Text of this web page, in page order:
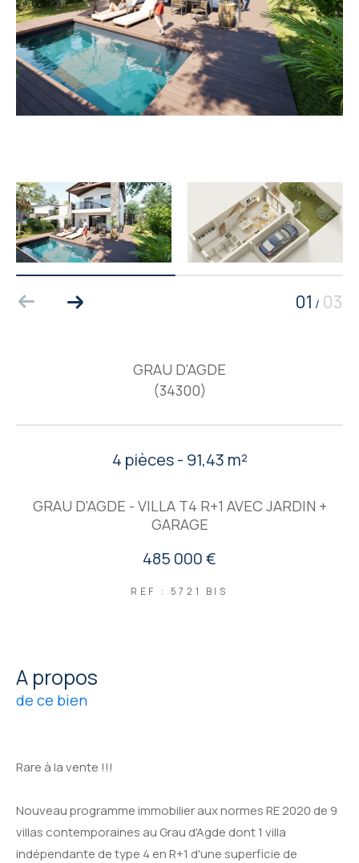
01 / 03
GRAU D'AGDE
(34300)
4 pièces - 91,43 m²
GRAU D'AGDE - VILLA T4 R+1 AVEC JARDIN +
GARAGE
485 000 €
REF : 5721 BIS
a propos
de ce bien
Rare à la vente !!!
Nouveau programme immobilier aux normes RE 2020 de 9
villas contemporaines au Grau d'Agde dont 1 villa
indépendante de type 4 en R+1 d'une superficie de